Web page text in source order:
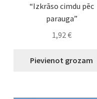
“Izkrāso cimdu pēc
parauga”
1,92€
Pievienot grozam